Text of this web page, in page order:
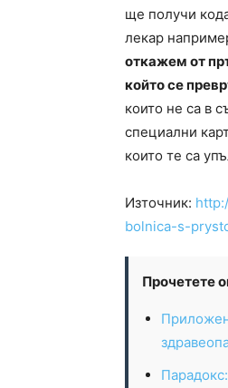
ще получи
лекар
откажем от
който се
които не са в
специални
които те са
Източник:
bolnica-s-
Прочетете